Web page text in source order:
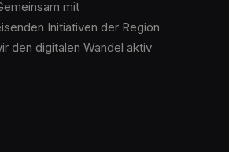
mit
Initiativen der Region
den digitalen Wandel aktiv